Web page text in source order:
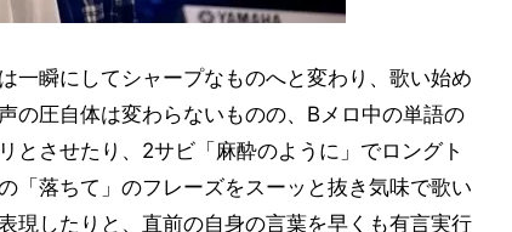
一瞬にしてシャープなものへと変わり、歌い始め
の圧自体は変わらないものの、Bメロ中の単語の
とさせたり、2サビ「麻酔のように」でロングト
「落ちて」のフレーズをスーッと抜き気味で歌い
現したりと、直前の自身の言葉を早くも有言実行